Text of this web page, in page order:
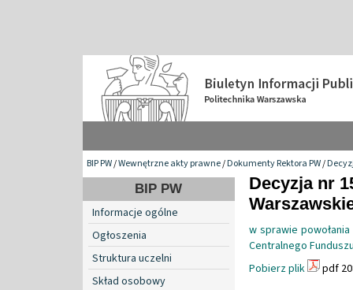
BIP PW/Wewnętrzne akty prawne/Dokumenty Rektora PW/
BIP PW
Informacje ogólne
Ogłoszenia
Struktura uczelni
Skład osobowy
Decyzja nr
w sprawie
Centralnego
Pobierz plik
pdf